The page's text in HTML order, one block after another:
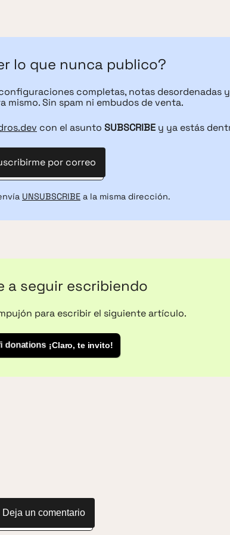
lo que nunca publico?
completas, notas desordenadas
mismo. Sin spam ni embudos de venta.
con el asunto SUBSCRIBE y ya estás
por correo
UNSUBSCRIBE a la misma dirección.
a seguir escribiendo
para escribir el siguiente artículo.
¡Claro, te invito!
Deja un comentario